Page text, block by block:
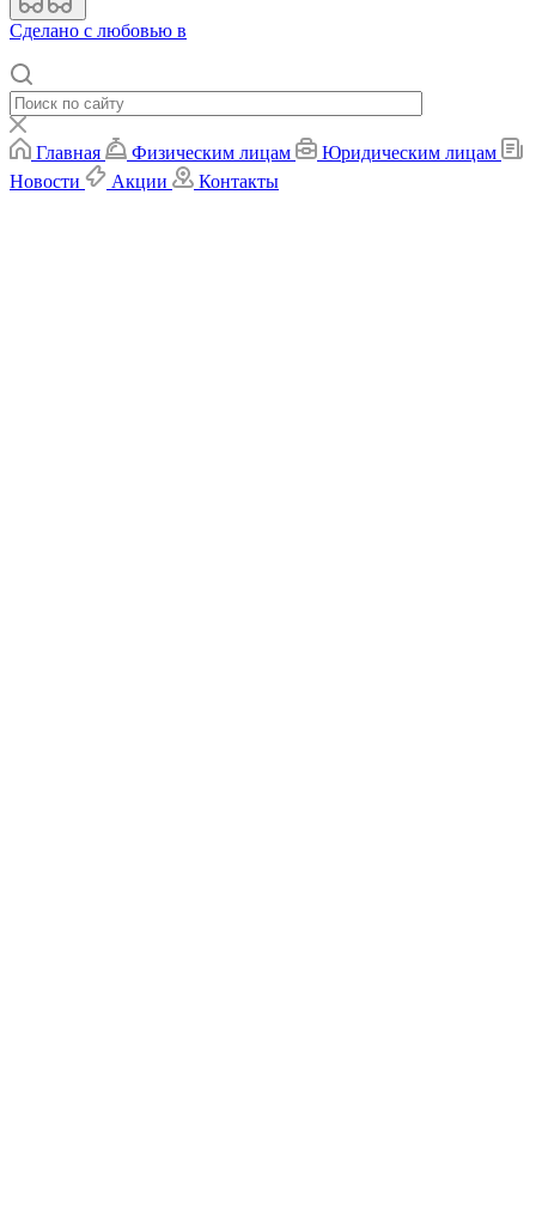
Cделано с любовью в
Главная Физическим лицам
Юридическим лицам
Новости
Акции Контакты